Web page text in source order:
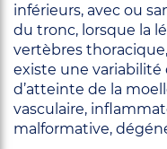
inférieurs, avec ou
du tronc, lorsque la
vertèbres
existe une variabilité
d’atteinte de la
vasculaire,
malformative,